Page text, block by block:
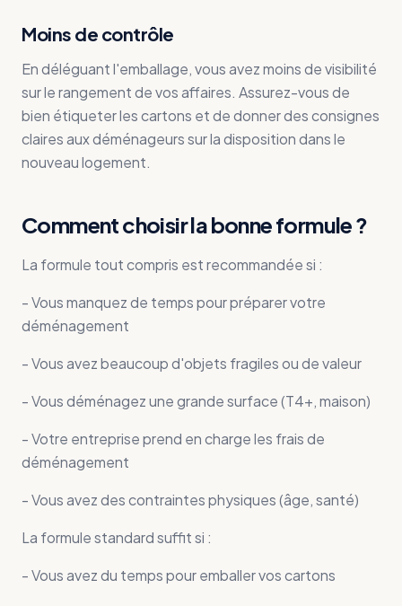
Moins de contrôle
En déléguant l'emballage, vous avez moins de visibilité
sur le rangement de vos affaires. Assurez-vous de
bien étiqueter les cartons et de donner des consignes
claires aux déménageurs sur la disposition dans le
nouveau logement.
Comment choisir la bonne formule ?
La formule tout compris est recommandée si :
- Vous manquez de temps pour préparer votre
déménagement
- Vous avez beaucoup d'objets fragiles ou de valeur
- Vous déménagez une grande surface (T4+, maison)
- Votre entreprise prend en charge les frais de
déménagement
- Vous avez des contraintes physiques (âge, santé)
La formule standard suffit si :
- Vous avez du temps pour emballer vos cartons